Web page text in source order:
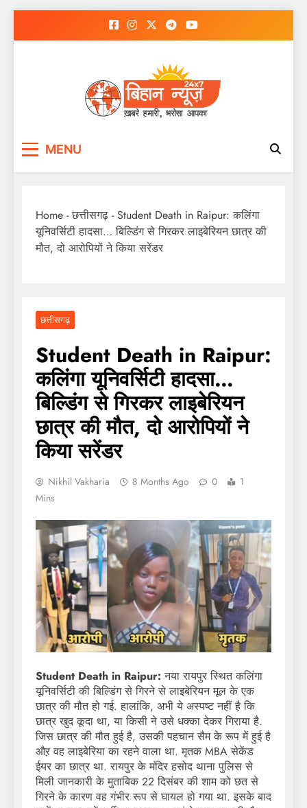
MENU
Home -छत्तीसगढ़ -Student Death in Raipur: कलिंगा
यूनिवर्सिटी हादसा… बिल्डिंग से गिरकर लाइबेरियन छात्र की
मौत, दो आरोपियों ने किया सरेंडर
छत्तीसगढ़
Student Death in Raipur:
कलिंगा यूनिवर्सिटी हादसा…
बिल्डिंग से गिरकर लाइबेरियन
छात्र की मौत, दो आरोपियों ने
किया सरेंडर
Nikhil Vakharia 8 Months Ago 0
1
Mins
Student Death in Raipur: नया रायपुर स्थित कलिंगा
यूनिवर्सिटी की बिल्डिंग से गिरने से लाइबेरियन मूल के एक
छात्र की मौत हो गई. हालांकि, अभी ये अस्पष्ट नहीं है कि
छात्र खुद कूदा था, या किसी ने उसे धक्का देकर गिराया है.
जिस छात्र की मौत हुई है, उसकी पहचान सैम के रूप में हुई है
औऱ वह लाइबेरिया का रहने वाला था. मृतक MBA सेकेंड
ईयर का छात्र था. रायपुर के मंदिर हसोद थाना पुलिस से
मिली जानकारी के मुताबिक 22 दिसंबर की शाम को छत से
गिरने के कारण वह गंभीर रूप से घायल हो गया था. इसके बाद